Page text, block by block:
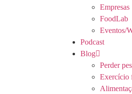
Empresas
FoodLab
Eventos/
Podcast
Blog
Perder
Exercício